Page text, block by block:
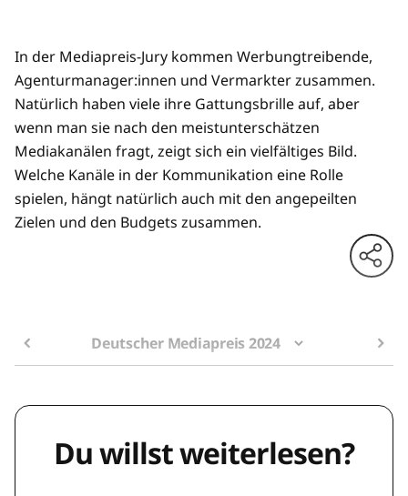
In der Mediapreis-Jury kommen Werbungtreibende,
Agenturmanager:innen und Vermarkter zusammen.
Natürlich haben viele ihre Gattungsbrille auf, aber
wenn man sie nach den meistunterschätzen
Mediakanälen fragt, zeigt sich ein vielfältiges Bild.
Welche Kanäle in der Kommunikation eine Rolle
spielen, hängt natürlich auch mit den angepeilten
Zielen und den Budgets zusammen.
Deutscher Mediapreis 2024
Du willst weiterlesen?